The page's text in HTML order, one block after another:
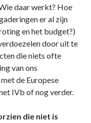
daar werkt? Hoe
er al zijn
en het budget?)
door uit te
die niets ofte
van ons
de Europese
IVb of nog verder.
die niet is